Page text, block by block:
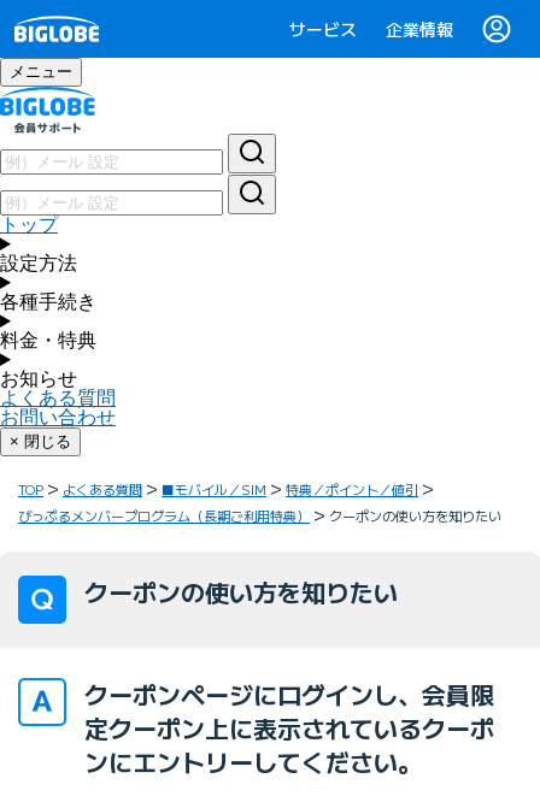
サービス 企業情報
メニュー
トップ
設定方法
各種手続き
料金・特典
お知らせ
よくある質問
お問い合わせ
× 閉じる
TOP よくある質問 ■モバイル／SIM
特典／ポイント／値引
びっぷるメンバープログラム（長期ご利用特典）
クーポンの使い方を知りたい
クーポンの使い方を知りたい
クーポンページにログインし、会員限
定クーポン上に表示されているクーポ
ンにエントリーしてください。